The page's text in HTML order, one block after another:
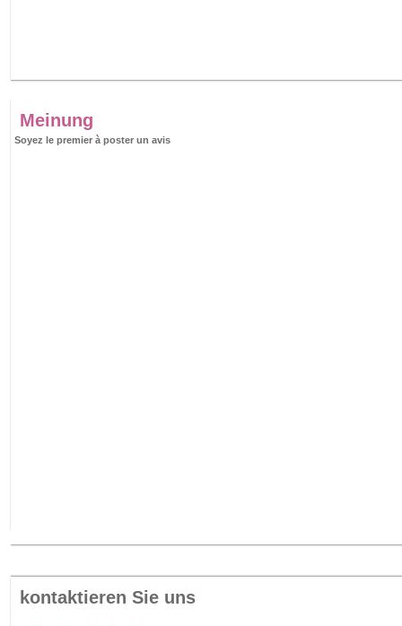
Meinung
Soyez le premier à poster un avis
kontaktieren Sie uns